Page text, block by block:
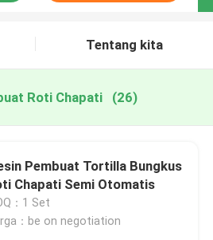
Tentang kita
Roti Chapati (26)
Pembuat Tortilla Bungkus
Chapati Semi Otomatis
：1 Set
：be on negotiation